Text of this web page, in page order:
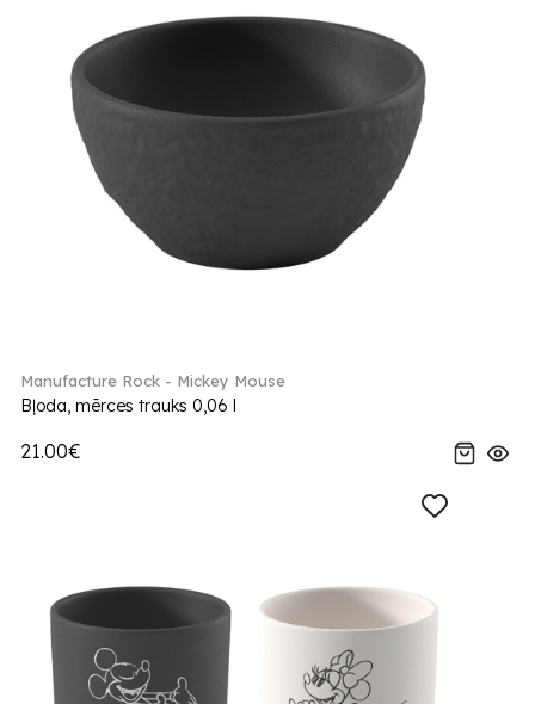
Manufacture Rock - Mickey Mouse
Bļoda, mērces trauks 0,06 l
21.00€